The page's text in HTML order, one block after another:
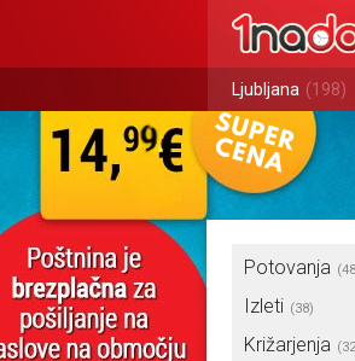
Ljubljana (198)
Potovanja
Izleti (38)
Križarjenja